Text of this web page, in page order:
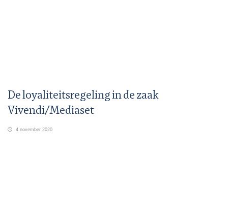
De loyaliteitsregeling in de zaak
Vivendi/Mediaset
4 november 2020